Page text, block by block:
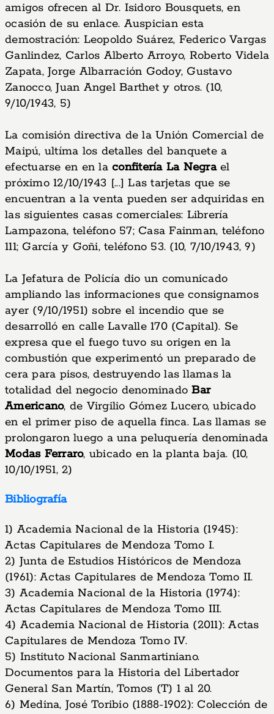
amigos ofrecen al Dr. Isidoro Bousquets, en
ocasión de su enlace. Auspician esta
demostración: Leopoldo Suárez, Federico Vargas
Ganlindez, Carlos Alberto Arroyo, Roberto Videla
Zapata, Jorge Albarración Godoy, Gustavo
Zanocco, Juan Angel Barthet y otros. (10,
9/10/1943, 5)
La comisión directiva de la Unión Comercial de
Maipú, ultíma los detalles del banquete a
efectuarse en en la confitería La Negrael
próximo 12/10/1943 [...] Las tarjetas que se
encuentran a la venta pueden ser adquiridas en
las siguientes casas comerciales: Librería
Lampazona, teléfono 57; Casa Fainman, teléfono
111; García y Goñi, teléfono 53. (10, 7/10/1943, 9)
La Jefatura de Policía dio un comunicado
ampliando las informaciones que consignamos
ayer (9/10/1951) sobre el incendio que se
desarrolló en calle Lavalle 170 (Capital). Se
expresa que el fuego tuvo su origen en la
combustión que experimentó un preparado de
cera para pisos, destruyendo las llamas la
totalidad del negocio denominadoBar
Americano, de Virgilio Gómez Lucero, ubicado
en el primer piso de aquella finca. Las llamas se
prolongaron luego a una peluquería denominada
Modas Ferraro, ubicado en la planta baja. (10,
10/10/1951, 2)
Bibliografía
1) Academia Nacional de la Historia (1945):
Actas Capitulares de Mendoza Tomo I.
2) Junta de Estudios Históricos de Mendoza
(1961): Actas Capitulares de Mendoza Tomo II.
3) Academia Nacional de la Historia (1974):
Actas Capitulares de Mendoza Tomo III.
4) Academia Nacional de Historia (2011): Actas
Capitulares de Mendoza Tomo IV.
5) Instituto Nacional Sanmartiniano.
Documentos para la Historia del Libertador
General San Martín, Tomos (T) 1 al 20.
6) Medina, José Toribio (1888-1902): Colección de